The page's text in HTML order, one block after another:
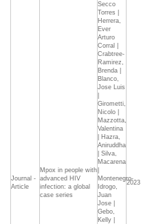
Journal -
Article
Mpox in people with
advanced HIV
infection: a global
case series
Secco
Torres |
Herrera,
Ever
Arturo
Corral |
Crabtree-
Ramirez,
Brenda |
Blanco,
Jose Luis
Girometti,
Nicolo |
Mazzotta,
Valentina
| Hazra,
Aniruddha
| Silva,
Macarena
Montenegro-
Idrogo,
Juan
Jose |
Gebo,
Kelly |
2023